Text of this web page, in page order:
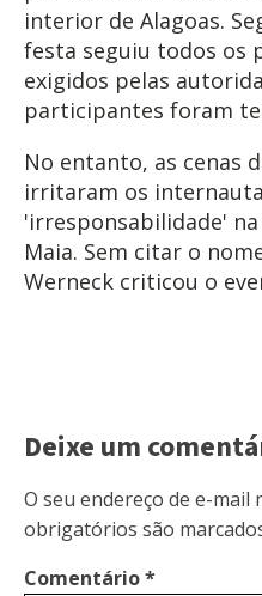
interior de Alagoas.
festa seguiu todos os
exigidos pelas
participantes foram
No entanto, as cenas
irritaram os
'irresponsabilidade'
Maia. Sem citar o
Werneck criticou o
Deixe um
O seu endereço de e-mail
obrigatórios são
Comentário*